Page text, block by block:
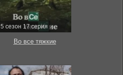
5 сезон 17 серия
Во все тяжкие